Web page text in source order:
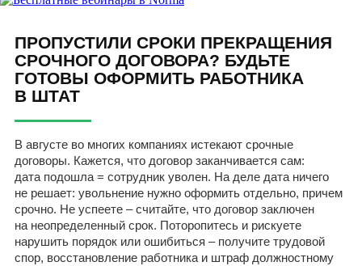
ПРОПУСТИЛИ СРОКИ ПРЕКРАЩЕНИЯ
СРОЧНОГО ДОГОВОРА? БУДЬТЕ
ГОТОВЫ ОФОРМИТЬ РАБОТНИКА
В ШТАТ
В августе во многих компаниях истекают срочные
договоры. Кажется, что договор заканчивается сам:
дата подошла = сотрудник уволен. На деле дата ничего
не решает: увольнение нужно оформить отдельно, причем
срочно. Не успеете – считайте, что договор заключен
на неопределенный срок. Поторопитесь и рискуете
нарушить порядок или ошибиться – получите трудовой
спор, восстановление работника и штраф должностному